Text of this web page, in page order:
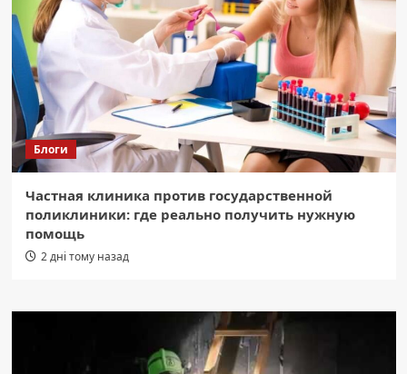
Блоги
Частная клиника против государственной
поликлиники: где реально получить нужную
помощь
2 дні тому назад